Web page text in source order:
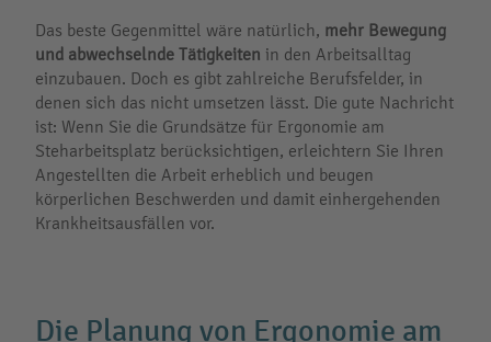
Das beste Gegenmittel wäre natürlich, mehr Bewegung
und abwechselnde Tätigkeiten in den Arbeitsalltag
einzubauen. Doch es gibt zahlreiche Berufsfelder, in
denen sich das nicht umsetzen lässt. Die gute Nachricht
ist: Wenn Sie die Grundsätze für Ergonomie am
Steharbeitsplatz berücksichtigen, erleichtern Sie Ihren
Angestellten die Arbeit erheblich und beugen
körperlichen Beschwerden und damit einhergehenden
Krankheitsausfällen vor.
Die Planung von Ergonomie am